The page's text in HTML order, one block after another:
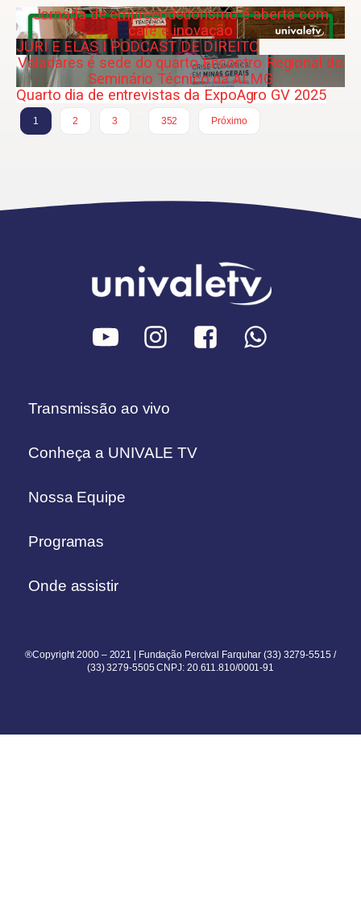
Jornada de empreendedorismo é aberta com
café e inovação
JURI E ELAS I PODCAST DE DIREITO
Valadares é sede do quarto Encontro Regional do
Seminário Técnico da ALMG
Quarto dia de entrevistas da ExpoAgro GV 2025
1 2 3
352
Próximo
Transmissão ao vivo
Conheça a UNIVALE TV
Nossa Equipe
Programas
Onde assistir
®Copyright 2000 – 2021 | Fundação Percival Farquhar (33) 3279-5515 /
(33) 3279-5505 CNPJ: 20.611.810/0001-91